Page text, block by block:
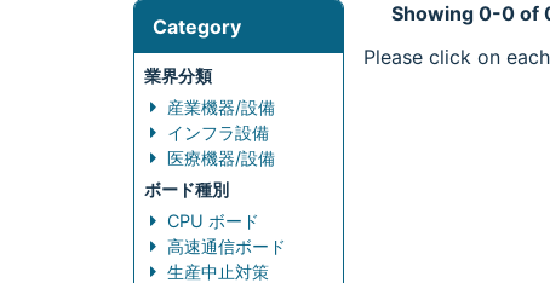
Category
業界分類
産業機器/設備
インフラ設備
医療機器/設備
ボード種別
CPU ボード
高速通信ボード
生産中止対策
Showing 0-0 of
Please click on